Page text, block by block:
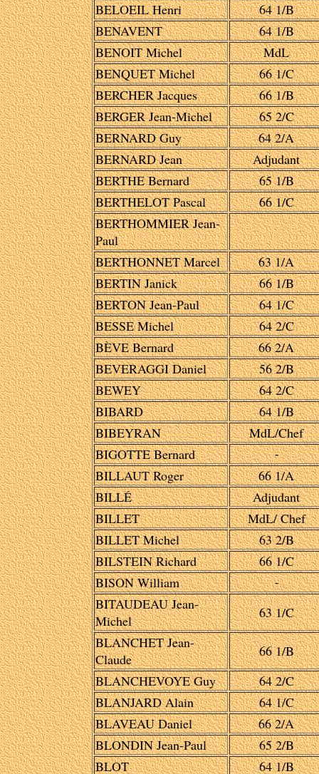
BELOEIL Henri
64 1/B
BENAVENT
64 1/B
BENOIT Michel
MdL
BENQUET Michel
66 1/C
BERCHER Jacques
66 1/B
BERGER Jean-Michel
65 2/C
BERNARD Guy
64 2/A
BERNARD Jean
Adjudant
BERTHE Bernard
65 1/B
BERTHELOT Pascal
66 1/C
BERTHOMMIER Jean-
Paul
BERTHONNET Marcel
63 1/A
BERTIN Janick
66 1/B
BERTON Jean-Paul
64 1/C
BESSE Michel
64 2/C
BÈVE Bernard
66 2/A
BEVERAGGI Daniel
56 2/B
BEWEY
64 2/C
BIBARD
64 1/B
BIBEYRAN
MdL/Chef
BIGOTTE Bernard
-
BILLAUT Roger
66 1/A
BILLÉ
Adjudant
BILLET
MdL/ Chef
BILLET Michel
63 2/B
BILSTEIN Richard
66 1/C
BISON William
-
BITAUDEAU Jean-
Michel
63 1/C
BLANCHET Jean-
Claude
66 1/B
BLANCHEVOYE Guy
64 2/C
BLANJARD Alain
64 1/C
BLAVEAU Daniel
66 2/A
BLONDIN Jean-Paul
65 2/B
BLOT
64 1/B